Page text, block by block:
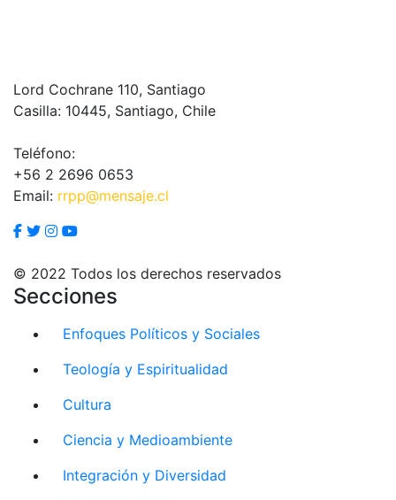
Lord Cochrane 110, Santiago
Casilla: 10445, Santiago, Chile
Teléfono:
+56 2 2696 0653
Email: rrpp@mensaje.cl
© 2022 Todos los derechos reservados
Secciones
Enfoques Políticos y Sociales
Teología y Espiritualidad
Cultura
Ciencia y Medioambiente
Integración y Diversidad